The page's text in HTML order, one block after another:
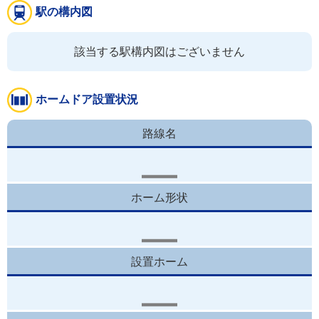
駅の構内図
該当する駅構内図はございません
ホームドア設置状況
路線名
ホーム形状
設置ホーム